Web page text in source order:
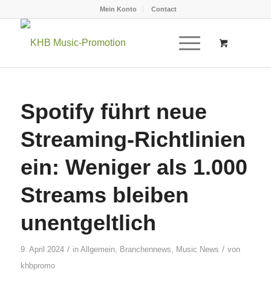
Mein Konto Contact
Spotify führt neue
Streaming-Richtlinien
ein: Weniger als 1.000
Streams bleiben
unentgeltlich
9. April 2024 / in Allgemein, Branchennews, Music News / von
khbpromo